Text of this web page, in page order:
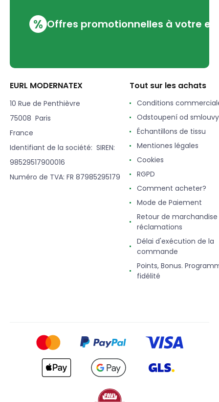
% Offres promotionnelles à votre
EURL MODERNATEX
10 Rue de Penthièvre
75008 Paris
France
Identifiant de la société: SIREN:
98529517900016
Numéro de TVA: FR 87985295179
Tout sur les achats
Conditions
Odstoupení od smlouvy
Échantillons de tissu
Mentiones légales
Cookies
RGPD
Comment acheter?
Mode de Paiement
Retour de
réclamations
Délai d'exécution de la
commande
Points, Bonus.
fidélité